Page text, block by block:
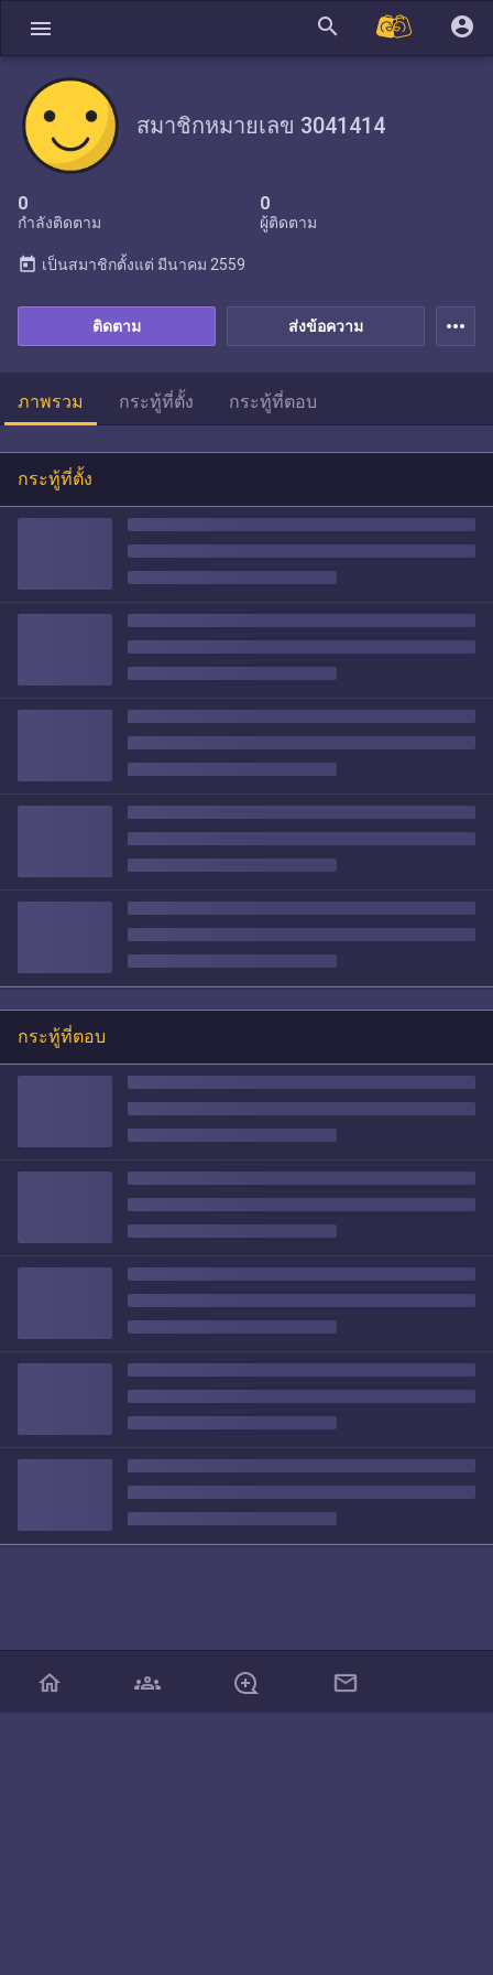
menu search account_circle
สมาชิกหมายเลข 3041414
0
กำลังติดตาม
0
ผู้ติดตาม
ส่งข้อความ
ติดตาม
today เป็นสมาชิกตั้งแต่ มีนาคม 2559
more_horiz
ภาพรวม กระทู้ที่ตั้ง กระทู้ที่ตอบ
กระทู้ที่ตั้ง
กระทู้ที่ตอบ